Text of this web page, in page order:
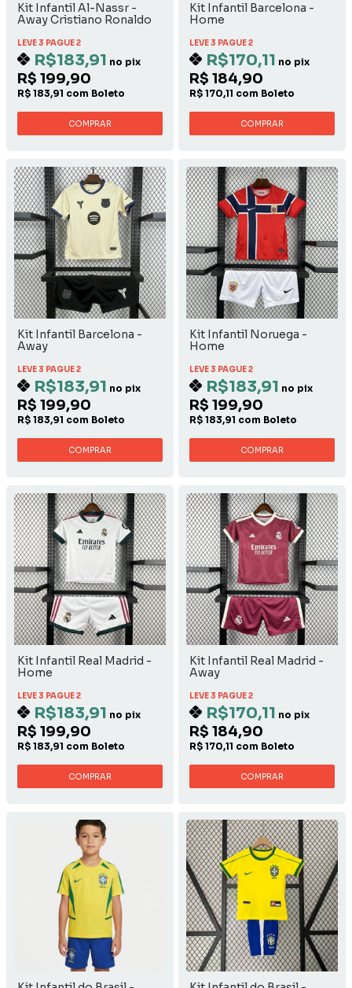
Kit Infantil Al-Nassr -
Away Cristiano Ronaldo
LEVE 3 PAGUE 2
R$183,91 no pix
R$ 199,90
R$ 183,91 com Boleto
COMPRAR
Kit Infantil Barcelona -
Home
LEVE 3 PAGUE 2
R$170,11 no pix
R$ 184,90
R$ 170,11 com Boleto
COMPRAR
Kit Infantil Barcelona -
Away
LEVE 3 PAGUE 2
R$183,91 no pix
R$ 199,90
R$ 183,91 com Boleto
COMPRAR
Kit Infantil Noruega -
Home
LEVE 3 PAGUE 2
R$183,91 no pix
R$ 199,90
R$ 183,91 com Boleto
COMPRAR
Kit Infantil Real Madrid -
Home
LEVE 3 PAGUE 2
R$183,91 no pix
R$ 199,90
R$ 183,91 com Boleto
COMPRAR
Kit Infantil Real Madrid -
Away
LEVE 3 PAGUE 2
R$170,11 no pix
R$ 184,90
R$ 170,11 com Boleto
COMPRAR